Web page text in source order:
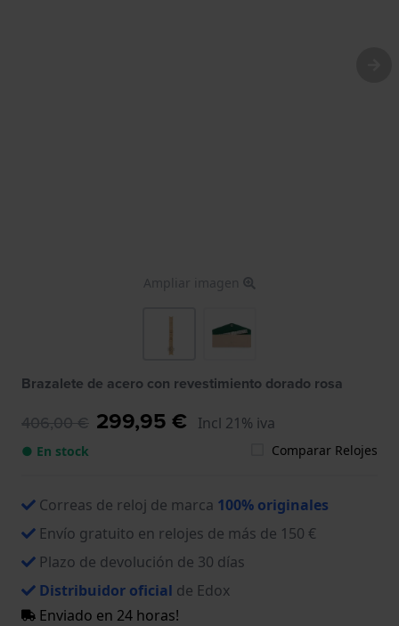
Ampliar imagen
Brazalete de acero con revestimiento dorado rosa
406,00 € 299,95 € Incl 21% iva
● En stock Comparar Relojes
Correas de reloj de marca 100% originales
Envío gratuito en relojes de más de 150 €
Plazo de devolución de 30 días
Distribuidor oficial de Edox
Enviado en 24 horas!